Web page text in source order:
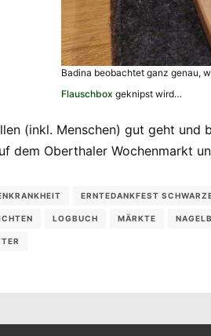
Badina beobachtet ganz genau,
Flauschbox geknipst wird…
(inkl. Menschen) gut geht
dem Oberthaler Wochenmarkt
ERNTEDANKFEST
LOGBUCH MÄRKTE